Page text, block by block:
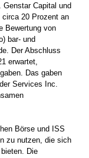
Genstar Capital und
20 Prozent an
Bewertung von
bar- und
Der Abschluss
erwartet,
Das gaben
Services Inc.
Börse und ISS
zu nutzen, die sich
Die